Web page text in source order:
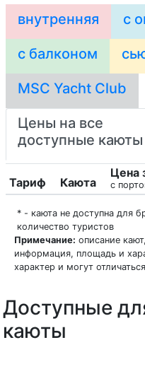
внутренняя с
с балконом
MSC Yacht Club
Цены на все
доступные каюты
Тариф Каюта
Цена
с
* - каюта не доступна для
количество туристов
Примечание: описание
информация, площадь и
характер и могут
Доступные
каюты